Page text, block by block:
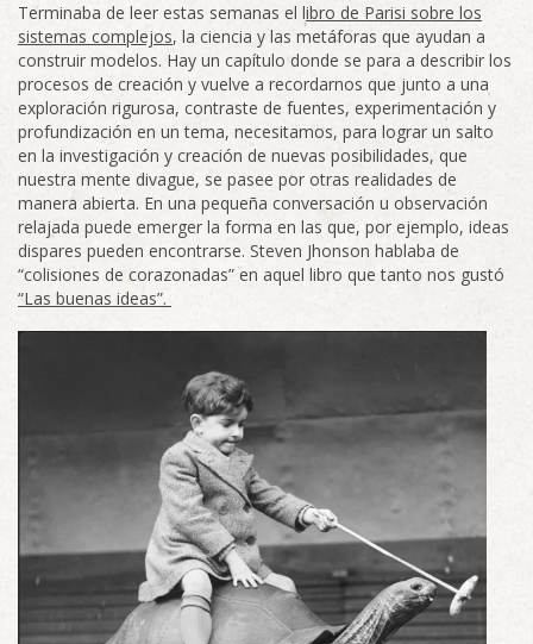
Terminaba de leer estas semanas el libro de Parisi sobre los
sistemas complejos, la ciencia y las metáforas que ayudan a
construir modelos. Hay un capítulo donde se para a describir los
procesos de creación y vuelve a recordarnos que junto a una
exploración rigurosa, contraste de fuentes, experimentación y
profundización en un tema, necesitamos, para lograr un salto
en la investigación y creación de nuevas posibilidades, que
nuestra mente divague, se pasee por otras realidades de
manera abierta. En una pequeña conversación u observación
relajada puede emerger la forma en las que, por ejemplo, ideas
dispares pueden encontrarse. Steven Jhonson hablaba de
“colisiones de corazonadas” en aquel libro que tanto nos gustó
“Las buenas ideas”.